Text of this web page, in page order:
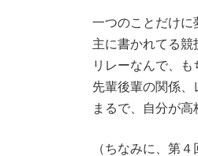
一つのことだけに
主に書かれてる競
リレーなんで、も
先輩後輩の関係、
まるで、自分が高
（ちなみに、第